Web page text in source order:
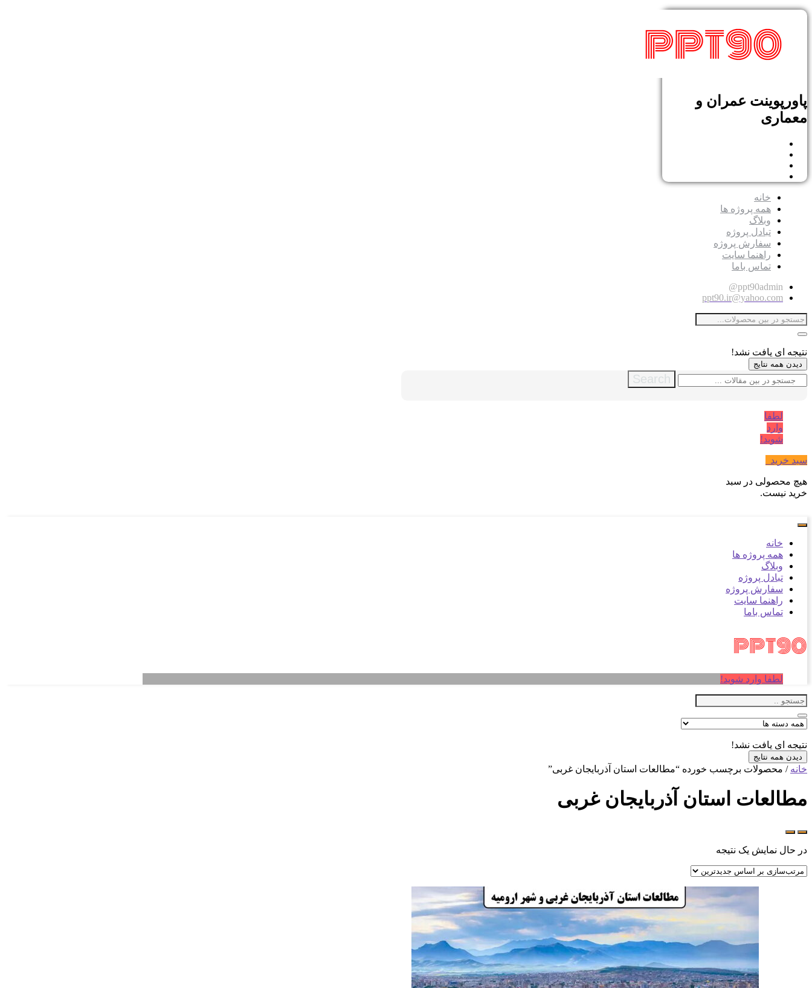
پاورپوینت عمران و
معماری
خانه
همه پروژه ها
وبلاگ
تبادل پروژه
سفارش پروژه
راهنما سایت
تماس باما
ppt90admin@
ppt90.ir@yahoo.com
نتیجه ای یافت نشد!
دیدن همه نتایج
Search
لطفا
وارد
شوید!
سبد خرید
هیچ محصولی در سبد
خرید نیست.
خانه
همه پروژه ها
وبلاگ
تبادل پروژه
سفارش پروژه
راهنما سایت
تماس باما
لطفا وارد شوید!
نتیجه ای یافت نشد!
دیدن همه نتایج
خانه / محصولات برچسب خورده “مطالعات استان آذربایجان غربی”
مطالعات استان آذربایجان غربی
در حال نمایش یک نتیجه